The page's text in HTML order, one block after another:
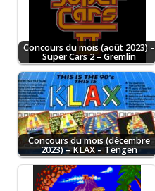
Concours du mois (août 2023) –
Super Cars 2 – Gremlin
Concours du mois (décembre
2023) – KLAX – Tengen